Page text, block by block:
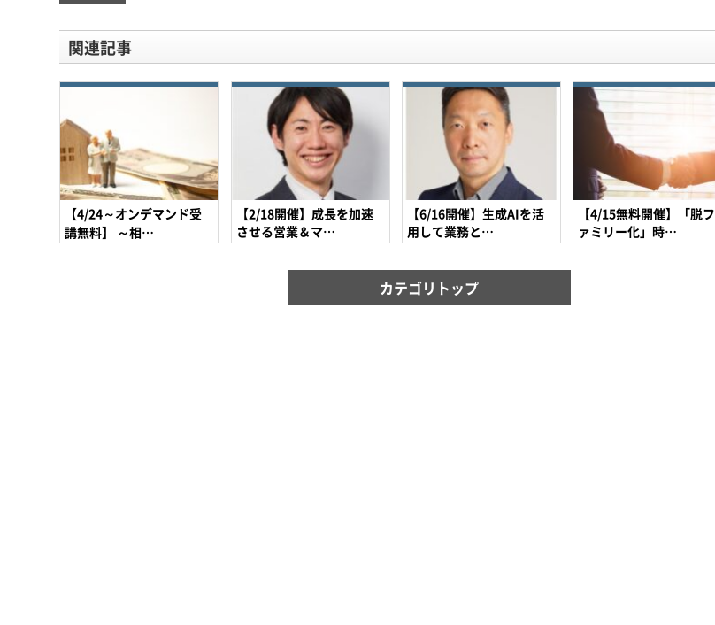
関連記事
【4/24～オンデマンド受
講無料】 ～相…
【2/18開催】成長を加速
させる営業＆マ…
【6/16開催】生成AIを活
用して業務と…
【4/15無料開催】「脱フ
ァミリー化」時…
カテゴリトップ